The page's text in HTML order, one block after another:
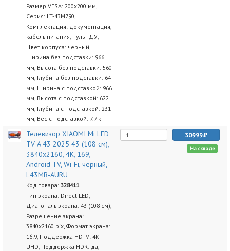
Размер VESA: 200x200 мм,
Серия: LT-43M790,
Комплектация: документация,
кабель питания, пульт ДУ,
Цвет корпуса: черный,
Ширина без подставки: 966
мм, Высота без подставки: 560
мм, Глубина без подставки: 64
мм, Ширина с подставкой: 966
мм, Высота с подставкой: 622
мм, Глубина с подставкой: 231
мм, Вес с подставкой: 7.7 кг
Телевизор XIAOMI Mi LED
TV A 43 2025 43 (108 см),
3840x2160, 4K, 169,
Android TV, Wi-Fi, черный,
L43MB-AURU
Код товара: 328411
Тип экрана: Direct LED,
Диагональ экрана: 43 (108 см),
Разрешение экрана:
3840x2160 pix, Формат экрана:
16:9, Поддержка HDTV: 4K
UHD, Поддержка HDR: да,
30999
На складе